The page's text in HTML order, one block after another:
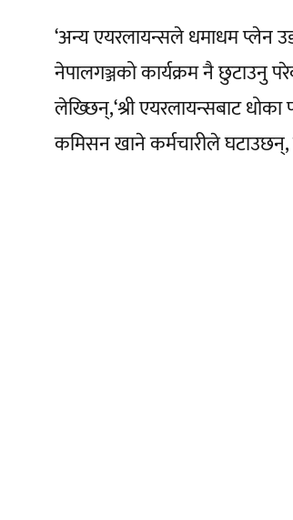
‘अन्य एयरलायन्सले धमाधम प्लेन
नेपालगञ्जको कार्यक्रम नै छुटाउनु
लेख्छिन्,‘श्री एयरलायन्सबाट
कमिसन खाने कर्मचारीले